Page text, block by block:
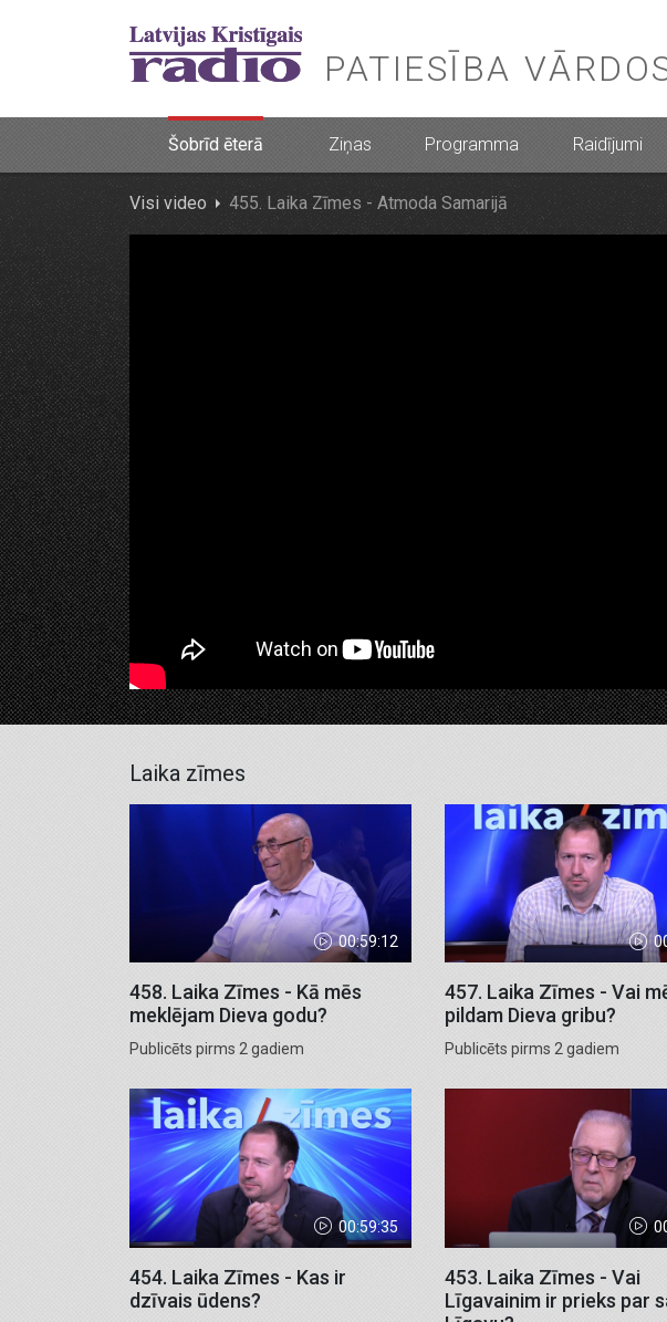
PATIESĪBA
Šobrīd ēterā Ziņas Programma Raidījumi
Visi video 455. Laika Zīmes - Atmoda Samarijā
Laika zīmes
00:59:12
458. Laika Zīmes - Kā mēs
meklējam Dieva godu?
Publicēts pirms 2 gadiem
457. Laika Zīmes - Vai
pildam Dieva gribu?
Publicēts pirms 2 gadiem
00:59:35
454. Laika Zīmes - Kas ir
dzīvais ūdens?
453. Laika Zīmes - Vai
Līgavainim ir prieks par